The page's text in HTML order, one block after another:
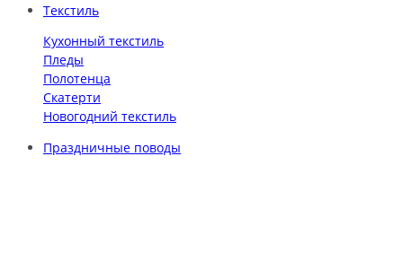
Текстиль
Кухонный текстиль
Пледы
Полотенца
Скатерти
Новогодний текстиль
Праздничные поводы